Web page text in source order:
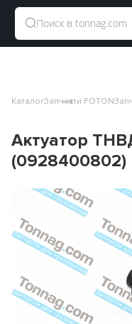
КаталогЗапчасти FOTON
Актуатор
(0928400802)